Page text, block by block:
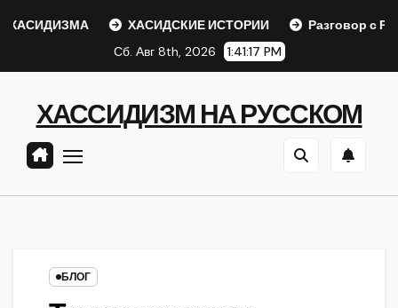
ХАСИДСКИЕ ИСТОРИИ
Разговор с Ребе
Сб. Авг 8th, 2026
1:41:17 PM
ХАССИДИЗМ НА РУССКОМ
БЛОГ